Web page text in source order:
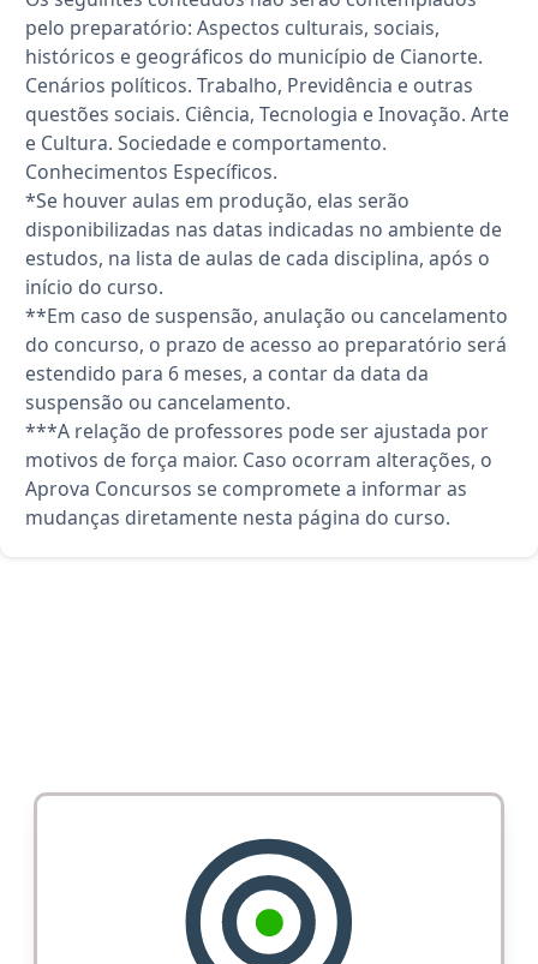
pelo preparatório: Aspectos culturais, sociais,
históricos e geográficos do município de Cianorte.
Cenários políticos. Trabalho, Previdência e outras
questões sociais. Ciência, Tecnologia e Inovação. Arte
e Cultura. Sociedade e comportamento.
Conhecimentos Específicos.
*Se houver aulas em produção, elas serão
disponibilizadas nas datas indicadas no ambiente de
estudos, na lista de aulas de cada disciplina, após o
início do curso.
**Em caso de suspensão, anulação ou cancelamento
do concurso, o prazo de acesso ao preparatório será
estendido para 6 meses, a contar da data da
suspensão ou cancelamento.
***A relação de professores pode ser ajustada por
motivos de força maior. Caso ocorram alterações, o
Aprova Concursos se compromete a informar as
mudanças diretamente nesta página do curso.